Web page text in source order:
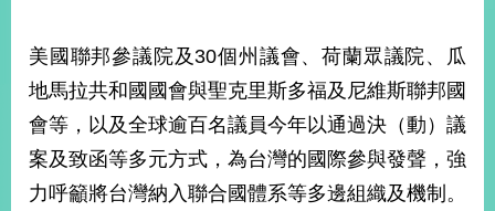
際
傳
播
政
府
資
美國聯邦參議院及30個州議會、荷蘭眾議院、瓜
地馬拉共和國國會與聖克里斯多福及尼維斯聯邦國
會等，以及全球逾百名議員今年以通過決（動）議
案及致函等多元方式，為台灣的國際參與發聲，強
力呼籲將台灣納入聯合國體系等多邊組織及機制。